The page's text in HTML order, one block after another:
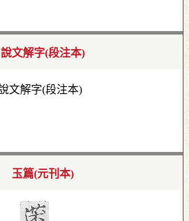
說文解字(段注本)
玉篇(元刊本)